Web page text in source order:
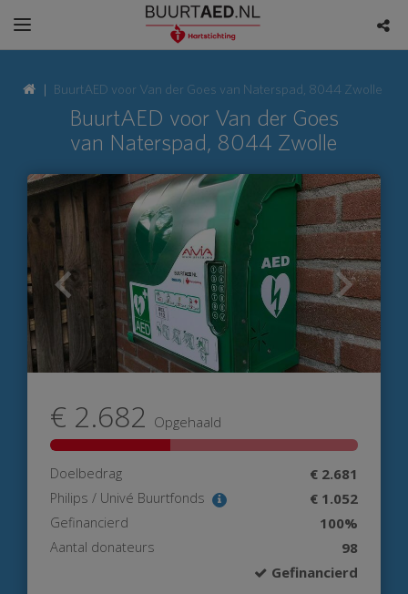
BuurtAED voor Van der Goes van Naterspad, 8044 Zwolle
BuurtAED voor Van der Goes
van Naterspad, 8044 Zwolle
€ 2.682 Opgehaald
Doelbedrag € 2.681
Philips / Univé Buurtfonds € 1.052
Gefinancierd 100%
Aantal donateurs
98
Gefinancierd